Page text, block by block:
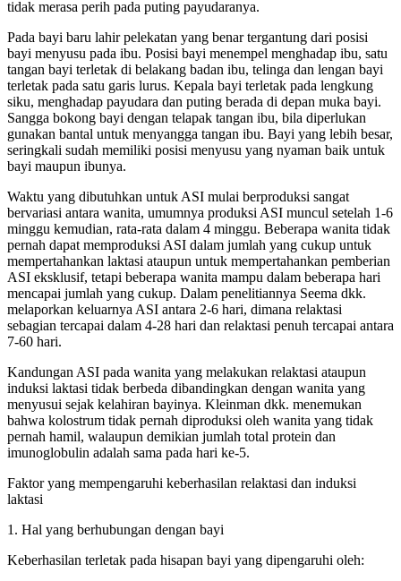
tidak merasa perih pada puting payudaranya.
Pada bayi baru lahir pelekatan yang benar tergantung dari posisi
bayi menyusu pada ibu. Posisi bayi menempel menghadap ibu, satu
tangan bayi terletak di belakang badan ibu, telinga dan lengan bayi
terletak pada satu garis lurus. Kepala bayi terletak pada lengkung
siku, menghadap payudara dan puting berada di depan muka bayi.
Sangga bokong bayi dengan telapak tangan ibu, bila diperlukan
gunakan bantal untuk menyangga tangan ibu. Bayi yang lebih besar,
seringkali sudah memiliki posisi menyusu yang nyaman baik untuk
bayi maupun ibunya.
Waktu yang dibutuhkan untuk ASI mulai berproduksi sangat
bervariasi antara wanita, umumnya produksi ASI muncul setelah 1-6
minggu kemudian, rata-rata dalam 4 minggu. Beberapa wanita tidak
pernah dapat memproduksi ASI dalam jumlah yang cukup untuk
mempertahankan laktasi ataupun untuk mempertahankan pemberian
ASI eksklusif, tetapi beberapa wanita mampu dalam beberapa hari
mencapai jumlah yang cukup. Dalam penelitiannya Seema dkk.
melaporkan keluarnya ASI antara 2-6 hari, dimana relaktasi
sebagian tercapai dalam 4-28 hari dan relaktasi penuh tercapai antara
7-60 hari.
Kandungan ASI pada wanita yang melakukan relaktasi ataupun
induksi laktasi tidak berbeda dibandingkan dengan wanita yang
menyusui sejak kelahiran bayinya. Kleinman dkk. menemukan
bahwa kolostrum tidak pernah diproduksi oleh wanita yang tidak
pernah hamil, walaupun demikian jumlah total protein dan
imunoglobulin adalah sama pada hari ke-5.
Faktor yang mempengaruhi keberhasilan relaktasi dan induksi
laktasi
1. Hal yang berhubungan dengan bayi
Keberhasilan terletak pada hisapan bayi yang dipengaruhi oleh: